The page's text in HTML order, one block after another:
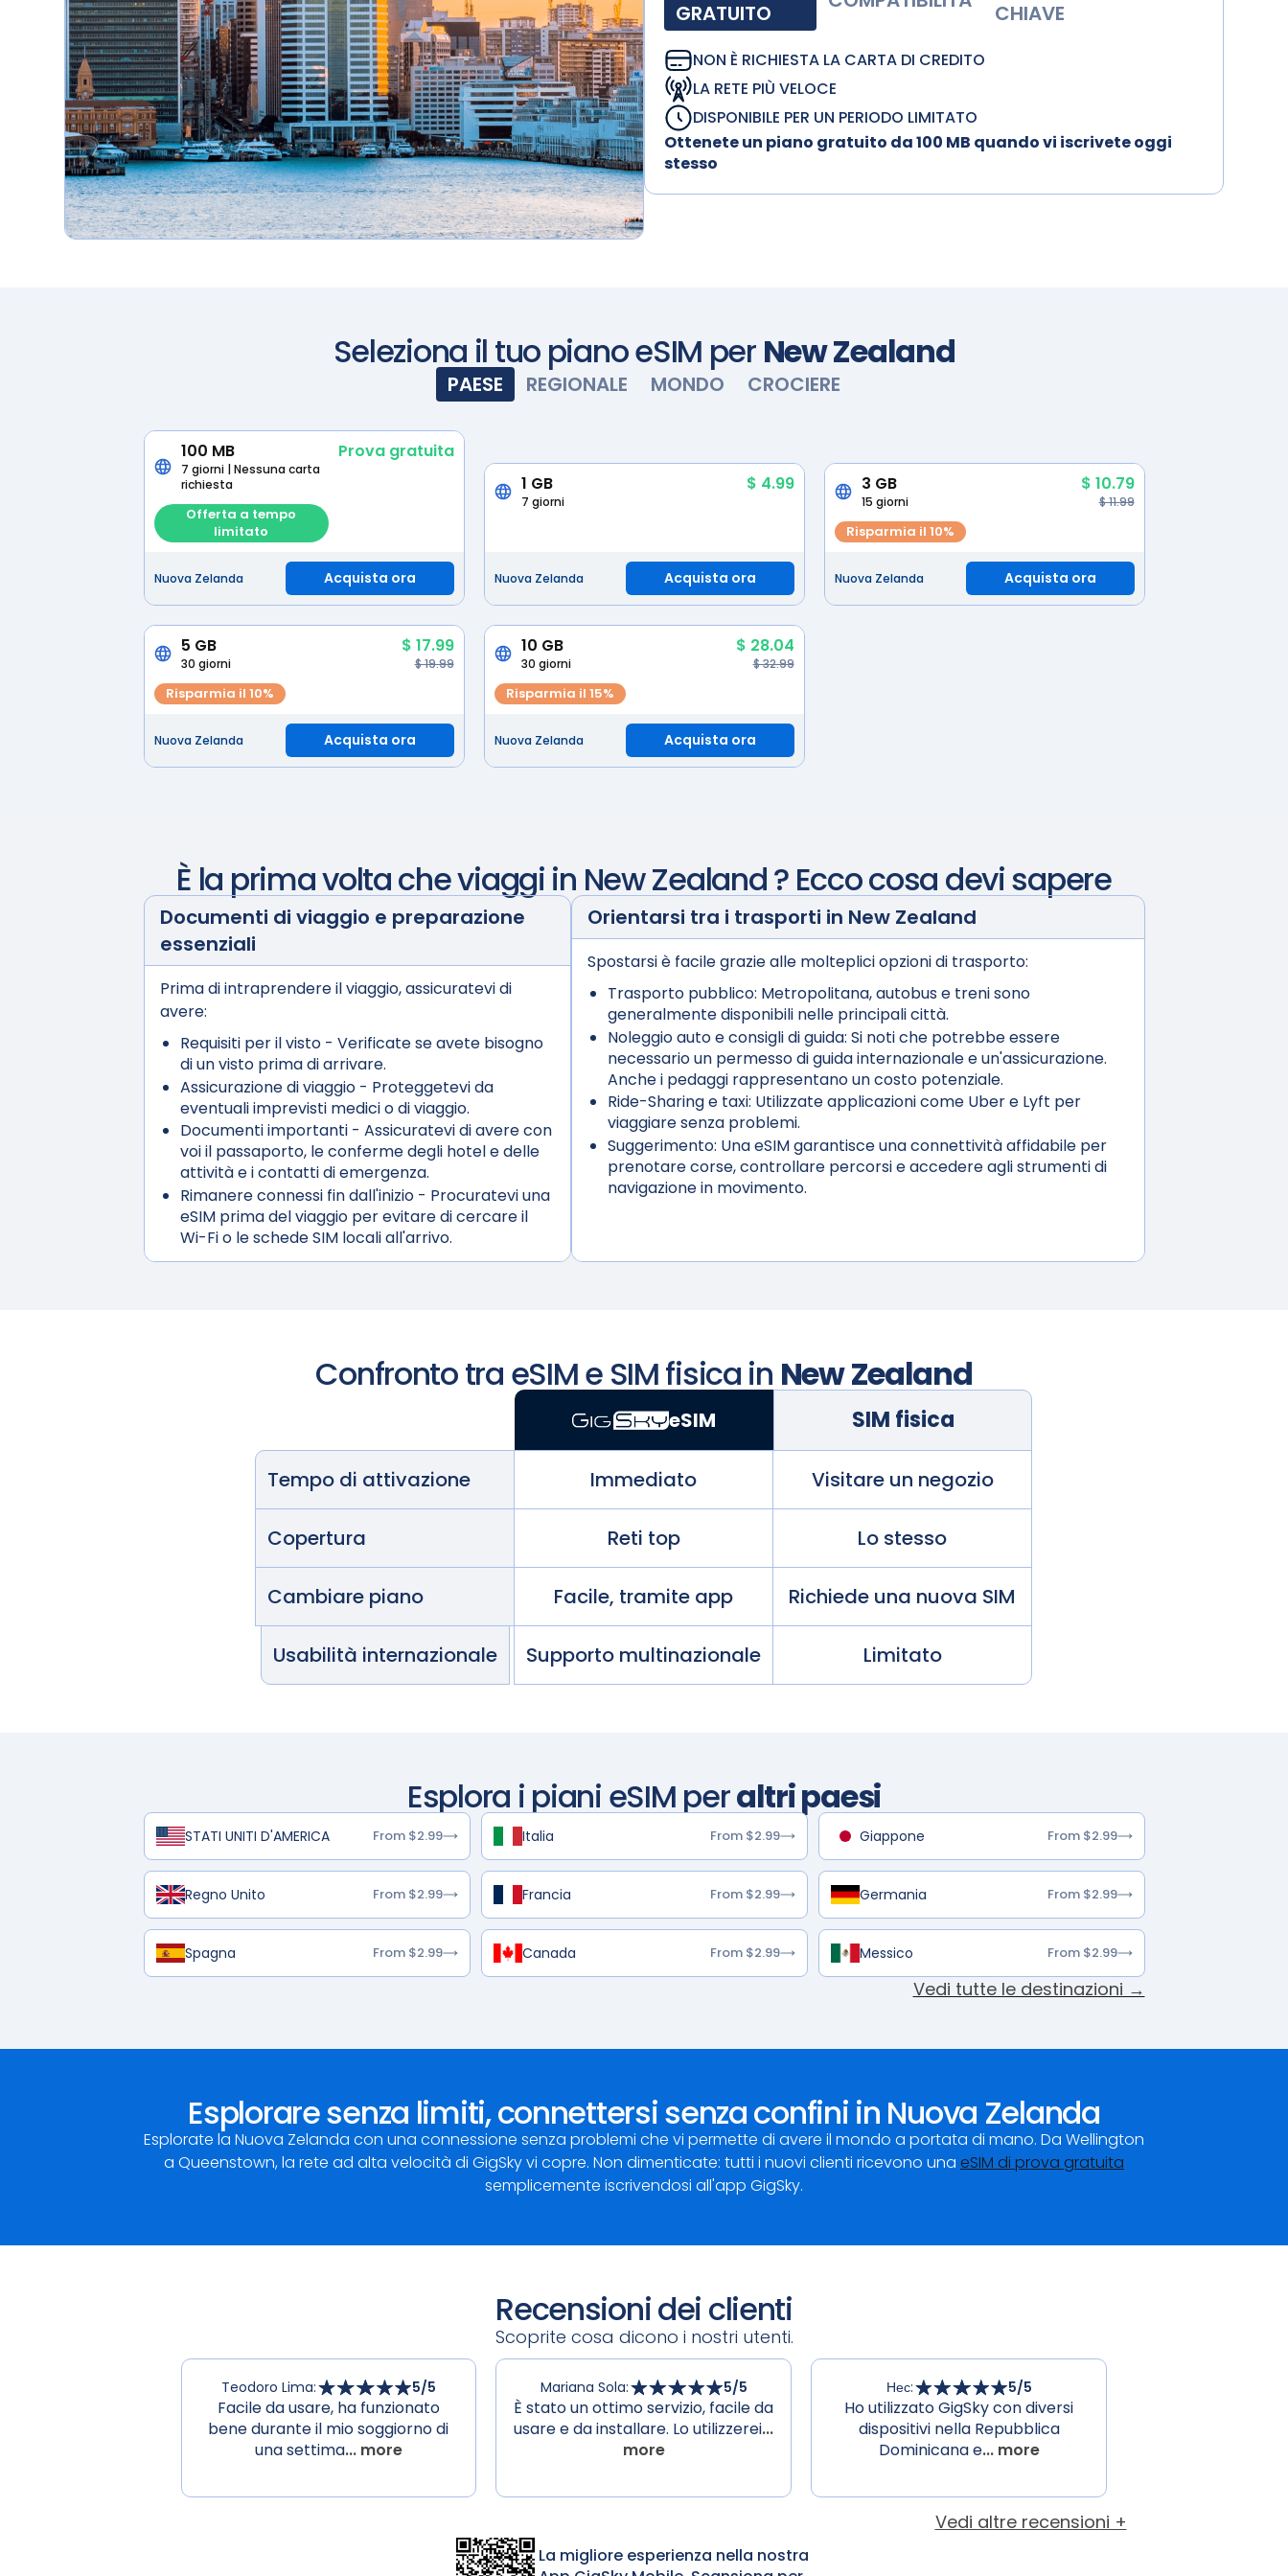
terraferma e il
mare
GRATUITO
CHIAVE
NON È RICHIESTA LA CARTA DI CREDITO
LA RETE PIÙ VELOCE
DISPONIBILE PER UN PERIODO LIMITATO
Ottenete un piano gratuito da 100 MB quando vi iscrivete oggi
stesso
Seleziona il tuo piano eSIM per New Zealand
PAESE REGIONALE MONDO CROCIERE
100 MB Prova gratuita
7 giorni | Nessuna carta
richiesta
Offerta a tempo
limitato
Nuova Zelanda Acquista ora
1 GB $ 4.99
7 giorni
Nuova Zelanda Acquista ora
3 GB $ 10.79
15 giorni $ 11.99
Risparmia il 10%
Nuova Zelanda Acquista ora
5 GB $ 17.99
30 giorni $ 19.99
Risparmia il 10%
Nuova Zelanda Acquista ora
10 GB $ 28.04
30 giorni $ 32.99
Risparmia il 15%
Nuova Zelanda Acquista ora
È la prima volta che viaggi in New Zealand? Ecco cosa devi sapere
Documenti di viaggio e preparazione
essenziali
Prima di intraprendere il viaggio, assicuratevi di
avere:
Requisiti per il visto- Verificate se avete bisogno
di un visto prima di arrivare.
Assicurazione di viaggio- Proteggetevi da
eventuali imprevisti medici o di viaggio.
Documenti importanti- Assicuratevi di avere con
voi il passaporto, le conferme degli hotel e delle
attività e i contatti di emergenza.
Rimanere connessi fin dall'inizio- Procuratevi una
eSIM prima del viaggio per evitare di cercare il
Wi-Fi o le schede SIM locali all'arrivo.
Orientarsi tra i trasporti in New Zealand
Spostarsi è facile grazie alle molteplici opzioni di trasporto:
Trasporto pubblico: Metropolitana, autobus e treni sono
generalmente disponibili nelle principali città.
Noleggio auto e consigli di guida: Si noti che potrebbe essere
necessario un permesso di guida internazionale e un'assicurazione.
Anche i pedaggi rappresentano un costo potenziale.
Ride-Sharing e taxi: Utilizzate applicazioni come Uber e Lyft per
viaggiare senza problemi.
Suggerimento: Una eSIM garantisce una connettività affidabile per
prenotare corse, controllare percorsi e accedere agli strumenti di
navigazione in movimento.
Confronto tra eSIM e SIM fisica in New Zealand
eSIM SIM fisica
Tempo di attivazione Immediato Visitare un negozio
Copertura Reti top Lo stesso
Cambiare piano Facile, tramite app Richiede una nuova SIM
Usabilità internazionale Supporto multinazionale Limitato
Esplora i piani eSIM peraltri paesi
STATI UNITI D'AMERICA From $2.99 Italia From $2.99 Giappone From $2.99
Regno Unito From $2.99 Francia From $2.99 Germania From $2.99
Spagna From $2.99 Canada From $2.99 Messico From $2.99
Vedi tutte le destinazioni →
Esplorare senza limiti, connettersi senza confini in Nuova Zelanda
Esplorate la Nuova Zelanda con una connessione senza problemi che vi permette di avere il mondo a portata di mano. Da Wellington
a Queenstown, la rete ad alta velocità di GigSky vi copre. Non dimenticate: tutti i nuovi clienti ricevono una eSIM di prova gratuita
semplicemente iscrivendosi all'app GigSky.
Recensioni dei clienti
Scoprite cosa dicono i nostri utenti.
Teodoro Lima: 5/5
Facile da usare, ha funzionato
bene durante il mio soggiorno di
una settima... more
Mariana Sola: 5/5
È stato un ottimo servizio, facile da
usare e da installare. Lo utilizzerei...
more
Нес: 5/5
Ho utilizzato GigSky con diversi
dispositivi nella Repubblica
Dominicana e... more
Vedi altre recensioni +
La migliore esperienza nella nostra